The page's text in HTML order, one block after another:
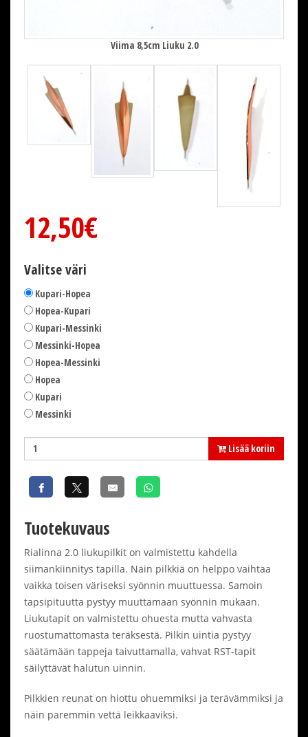
Viima 8,5cm Liuku 2.0
12,50€
Valitse väri
Kupari-Hopea
Hopea-Kupari
Kupari-Messinki
Messinki-Hopea
Hopea-Messinki
Hopea
Kupari
Messinki
Lisää koriin
Tuotekuvaus
Rialinna 2.0 liukupilkit on valmistettu kahdella
siimankiinnitys tapilla. Näin pilkkiä on helppo vaihtaa
vaikka toisen väriseksi syönnin muuttuessa. Samoin
tapsipituutta pystyy muuttamaan syönnin mukaan.
Liukutapit on valmistettu ohuesta mutta vahvasta
ruostumattomasta teräksestä. Pilkin uintia pystyy
säätämään tappeja taivuttamalla, vahvat RST-tapit
säilyttävät halutun uinnin.
Pilkkien reunat on hiottu ohuemmiksi ja terävämmiksi ja
näin paremmin vettä leikkaaviksi.